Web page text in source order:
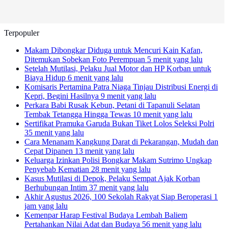
Terpopuler
Makam Dibongkar Diduga untuk Mencuri Kain Kafan,
Ditemukan Sobekan Foto Perempuan 5 menit yang lalu
Setelah Mutilasi, Pelaku Jual Motor dan HP Korban untuk
Biaya Hidup 6 menit yang lalu
Komisaris Pertamina Patra Niaga Tinjau Distribusi Energi di
Kepri, Begini Hasilnya 9 menit yang lalu
Perkara Babi Rusak Kebun, Petani di Tapanuli Selatan
Tembak Tetangga Hingga Tewas 10 menit yang lalu
Sertifikat Pramuka Garuda Bukan Tiket Lolos Seleksi Polri
35 menit yang lalu
Cara Menanam Kangkung Darat di Pekarangan, Mudah dan
Cepat Dipanen 13 menit yang lalu
Keluarga Izinkan Polisi Bongkar Makam Sutrimo Ungkap
Penyebab Kematian 28 menit yang lalu
Kasus Mutilasi di Depok, Pelaku Sempat Ajak Korban
Berhubungan Intim 37 menit yang lalu
Akhir Agustus 2026, 100 Sekolah Rakyat Siap Beroperasi 1
jam yang lalu
Kemenpar Harap Festival Budaya Lembah Baliem
Pertahankan Nilai Adat dan Budaya 56 menit yang lalu